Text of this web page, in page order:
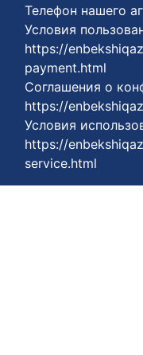
Телефон нашего
Условия
https://
payment.html
Соглашения о
https://
Условия
https://
service.html